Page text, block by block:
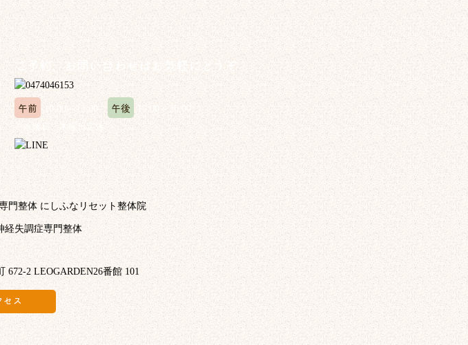
ご予約、お問い合わせはお気軽にどうぞ
午前 10:00～12:00 午後
15:00～20:00
※水曜日、木曜日定休
672-2 LEOGARDEN26番館 101
セス